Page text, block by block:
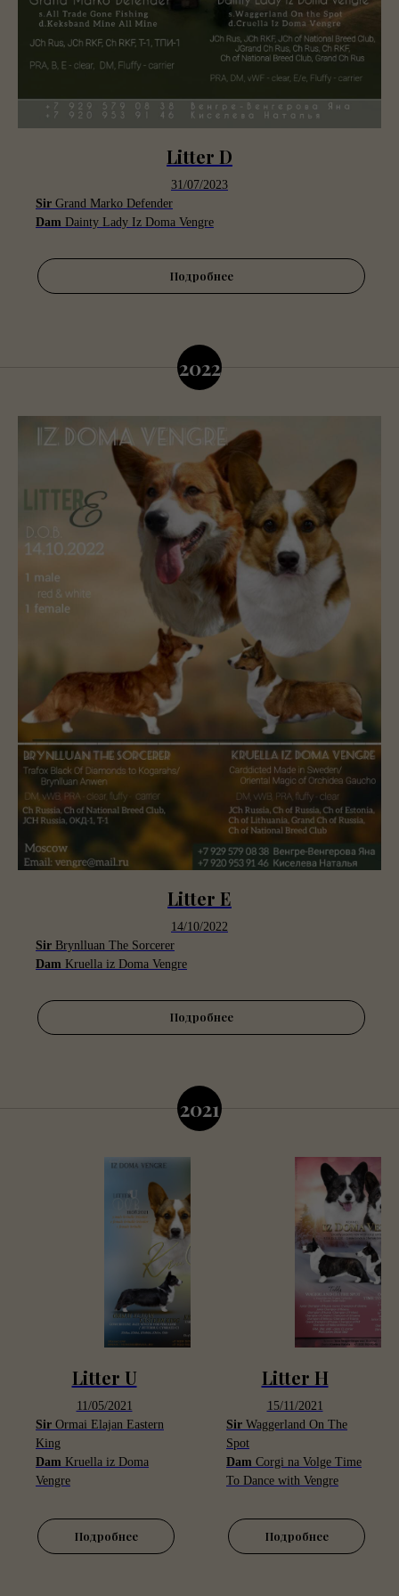
Litter D
31/07/2023
Sir Grand Marko Defender
Dam Dainty Lady Iz Doma Vengre
Подробнее
2022
Litter E
14/10/2022
Sir Brynlluan The Sorcerer
Dam Kruella iz Doma Vengre
Подробнее
2021
Litter U
11/05/2021
Sir Ormai Elajan Eastern
King
Dam Kruella iz Doma
Vengre
Подробнее
Litter H
15/11/2021
Sir Waggerland On The
Spot
Dam Corgi na Volge Time
To Dance with Vengre
Подробнее